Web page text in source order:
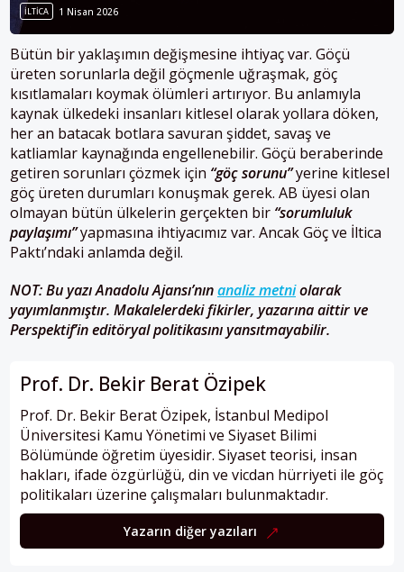
İLTICA 1 Nisan 2026
Bütün bir yaklaşımın değişmesine ihtiyaç var. Göçü
üreten sorunlarla değil göçmenle uğraşmak, göç
kısıtlamaları koymak ölümleri artırıyor. Bu anlamıyla
kaynak ülkedeki insanları kitlesel olarak yollara döken,
her an batacak botlara savuran şiddet, savaş ve
katliamlar kaynağında engellenebilir. Göçü beraberinde
getiren sorunları çözmek için “göç sorunu”yerine kitlesel
göç üreten durumları konuşmak gerek. AB üyesi olan
olmayan bütün ülkelerin gerçekten bir “sorumluluk
paylaşımı”yapmasına ihtiyacımız var. Ancak Göç ve İltica
Paktı’ndaki anlamda değil.
NOT: Bu yazı Anadolu Ajansı’nınanaliz metniolarak
yayımlanmıştır. Makalelerdeki fikirler, yazarına aittir ve
Perspektif’in editöryal politikasını yansıtmayabilir.
Prof. Dr. Bekir Berat Özipek
Prof. Dr. Bekir Berat Özipek, İstanbul Medipol
Üniversitesi Kamu Yönetimi ve Siyaset Bilimi
Bölümünde öğretim üyesidir. Siyaset teorisi, insan
hakları, ifade özgürlüğü, din ve vicdan hürriyeti ile göç
politikaları üzerine çalışmaları bulunmaktadır.
Yazarın diğer yazıları